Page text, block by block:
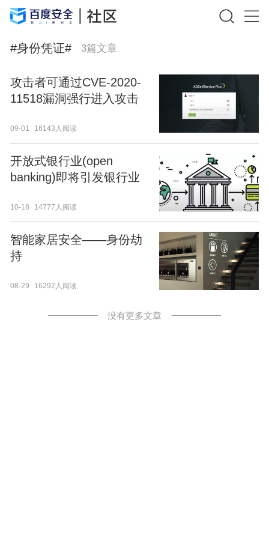
#身份凭证# 3篇文章
攻击者可通过CVE-2020-
11518漏洞强行进入攻击
09-01 16143人阅读
开放式银行业(open
banking)即将引发银行业
10-18 14777人阅读
智能家居安全——身份劫
持
08-29 16292人阅读
没有更多文章